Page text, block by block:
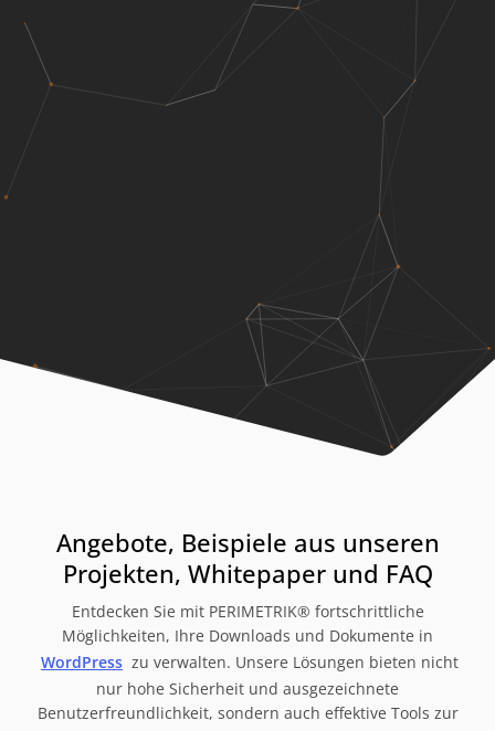
Angebote, Beispiele aus unseren
Projekten, Whitepaper und FAQ
Entdecken Sie mit PERIMETRIK® fortschrittliche
Möglichkeiten, Ihre Downloads und Dokumente in
WordPress zu verwalten. Unsere Lösungen bieten nicht
nur hohe Sicherheit und ausgezeichnete
Benutzerfreundlichkeit, sondern auch effektive Tools zur